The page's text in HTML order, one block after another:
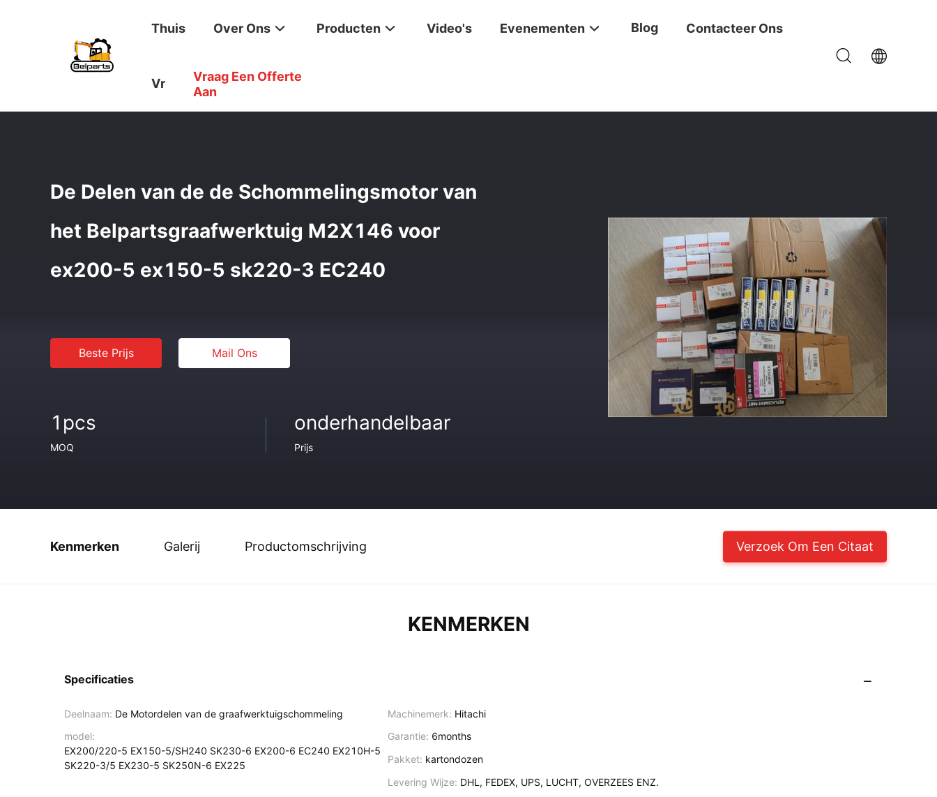
Thuis Over Ons Producten Video's Evenementen Blog Contacteer Ons
Vr
Vraag Een Offerte
Aan
Thuis / Producten Graafmachine Reserveonderdelen
De Delen van de de Schommelingsmotor van
het Belpartsgraafwerktuig M2X146 voor
ex200-5 ex150-5 sk220-3 EC240
Beste Prijs Mail Ons
1pcs
MOQ
onderhandelbaar
Prijs
Kenmerken Galerij Productomschrijving Verzoek Om Een Citaat
KENMERKEN
Specificaties
Deelnaam: De Motordelen van de graafwerktuigschommeling Machinemerk: Hitachi
model:
EX200/220-5 EX150-5/SH240 SK230-6 EX200-6 EC240 EX210H-5
SK220-3/5 EX230-5 SK250N-6 EX225
Garantie: 6months
Pakket: kartondozen
Levering Wijze: DHL, FEDEX, UPS, LUCHT, OVERZEES ENZ.